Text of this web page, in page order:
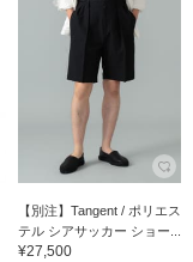
【別注】Tangent / ポリエス
テル シアサッカー ショー...
¥27,500